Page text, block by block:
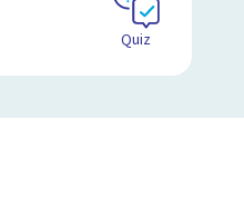
Quiz